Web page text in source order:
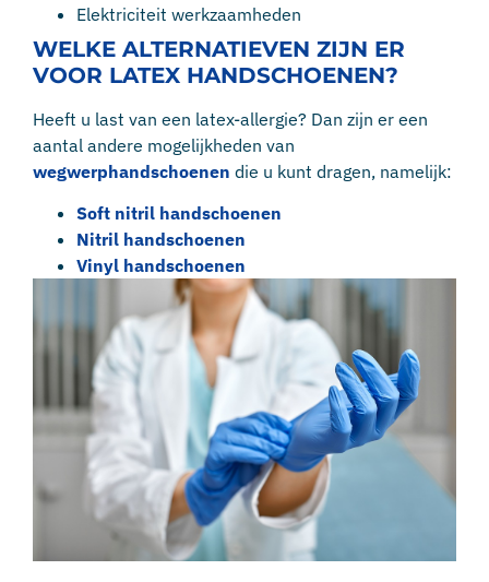
Elektriciteit werkzaamheden
WELKE ALTERNATIEVEN ZIJN ER
VOOR LATEX HANDSCHOENEN?
Heeft u last van een latex-allergie? Dan zijn er een
aantal andere mogelijkheden van
wegwerphandschoenen die u kunt dragen, namelijk:
Soft nitril handschoenen
Nitril handschoenen
Vinyl handschoenen